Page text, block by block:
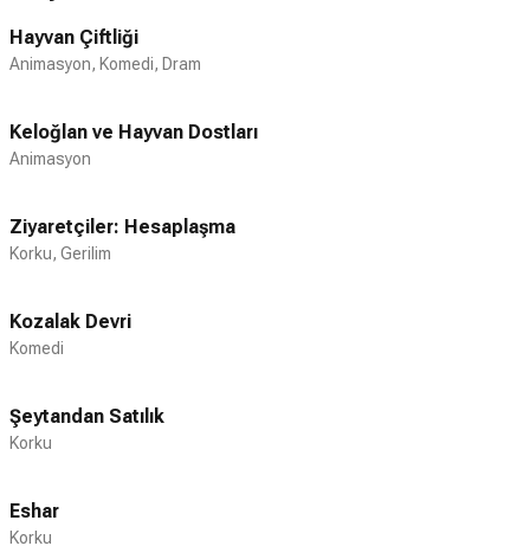
Hayvan Çiftliği
Animasyon, Komedi, Dram
Keloğlan ve Hayvan Dostları
Animasyon
Ziyaretçiler: Hesaplaşma
Korku, Gerilim
Kozalak Devri
Komedi
Şeytandan Satılık
Korku
Eshar
Korku